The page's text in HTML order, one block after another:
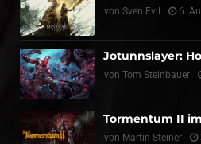
von Sven Evil 6.
Jotunnslayer:
von Tom Steinbauer
Tormentum II
von Martin Steiner